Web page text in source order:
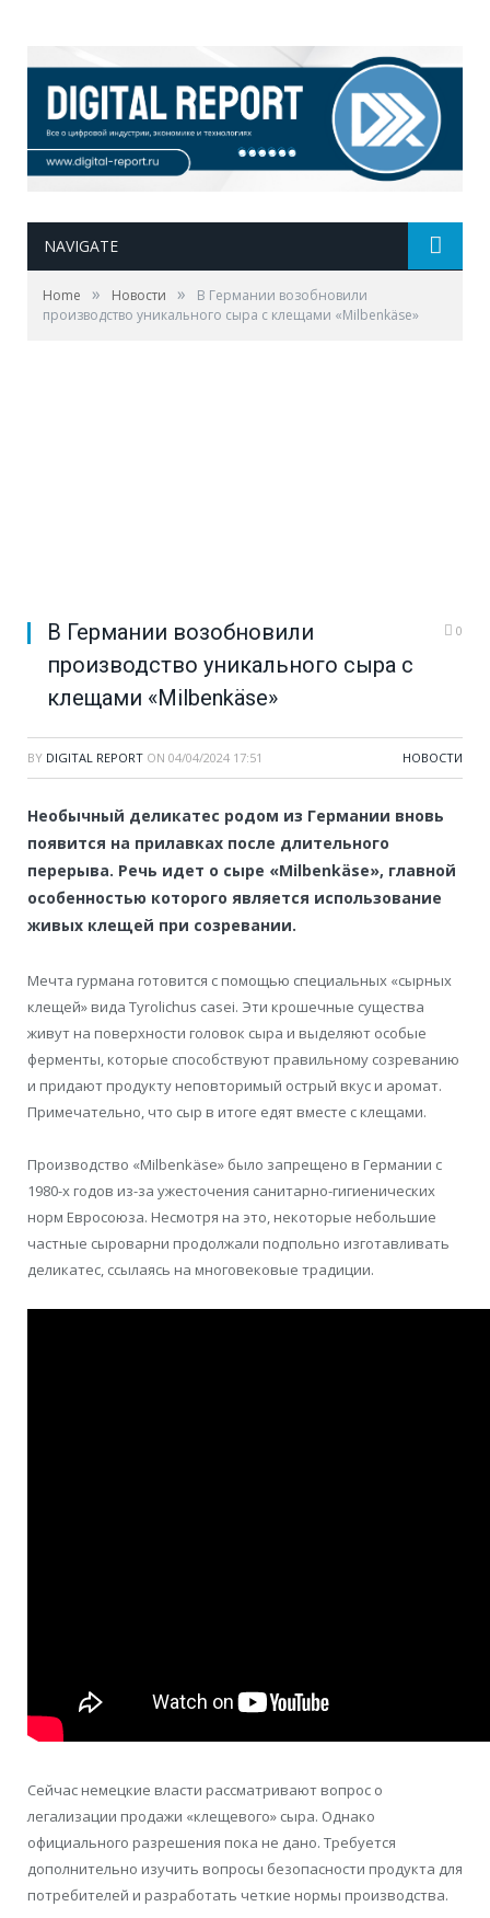
NAVIGATE
Home » Новости »
В Германии возобновили
производство уникального сыра с клещами «Milbenkäse»
В Германии возобновили
производство уникального сыра с
клещами «Milbenkäse»
0
BY DIGITAL REPORT ON 04/04/2024 17:51 НОВОСТИ
Необычный деликатес родом из Германии вновь
появится на прилавках после длительного
перерыва. Речь идет о сыре «Milbenkäse», главной
особенностью которого является использование
живых клещей при созревании.
Мечта гурмана готовится с помощью специальных «сырных
клещей» вида Tyrolichus casei. Эти крошечные существа
живут на поверхности головок сыра и выделяют особые
ферменты, которые способствуют правильному созреванию
и придают продукту неповторимый острый вкус и аромат.
Примечательно, что сыр в итоге едят вместе с клещами.
Производство «Milbenkäse» было запрещено в Германии с
1980-х годов из-за ужесточения санитарно-гигиенических
норм Евросоюза. Несмотря на это, некоторые небольшие
частные сыроварни продолжали подпольно изготавливать
деликатес, ссылаясь на многовековые традиции.
Сейчас немецкие власти рассматривают вопрос о
легализации продажи «клещевого» сыра. Однако
официального разрешения пока не дано. Требуется
дополнительно изучить вопросы безопасности продукта для
потребителей и разработать четкие нормы производства.